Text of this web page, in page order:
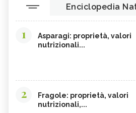
Enciclopedia
1
Asparagi: proprietà, valori
nutrizionali...
2
Fragole: proprietà, valori
nutrizionali,...